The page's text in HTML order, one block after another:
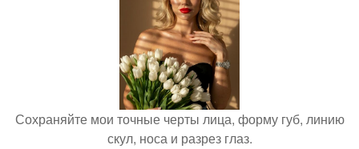
Сохраняйте мои точные черты лица, форму губ, линию
скул, носа и разрез глаз.